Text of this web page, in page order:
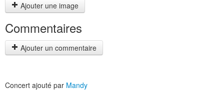
Ajouter une image
Commentaires
Ajouter un commentaire
Concert ajouté par Mandy